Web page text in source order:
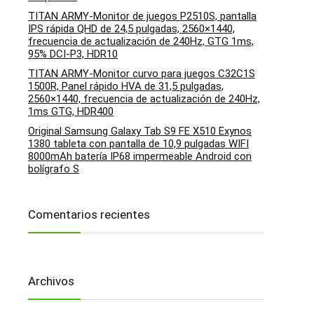
TITAN ARMY-Monitor de juegos P2510S, pantalla
IPS rápida QHD de 24,5 pulgadas, 2560×1440,
frecuencia de actualización de 240Hz, GTG 1ms,
95% DCI-P3, HDR10
TITAN ARMY-Monitor curvo para juegos C32C1S
1500R, Panel rápido HVA de 31,5 pulgadas,
2560×1440, frecuencia de actualización de 240Hz,
1ms GTG, HDR400
Original Samsung Galaxy Tab S9 FE X510 Exynos
1380 tableta con pantalla de 10,9 pulgadas WIFI
8000mAh batería IP68 impermeable Android con
bolígrafo S
Comentarios recientes
Archivos